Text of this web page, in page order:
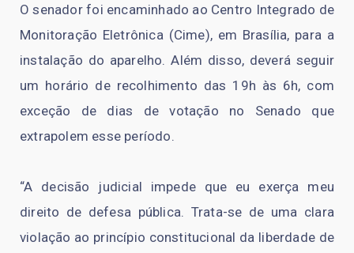
O senador foi encaminhado ao Centro Integrado de
Monitoração Eletrônica (Cime), em Brasília, para a
instalação do aparelho. Além disso, deverá seguir
um horário de recolhimento das 19h às 6h, com
exceção de dias de votação no Senado que
extrapolem esse período.
“A decisão judicial impede que eu exerça meu
direito de defesa pública. Trata-se de uma clara
violação ao princípio constitucional da liberdade de